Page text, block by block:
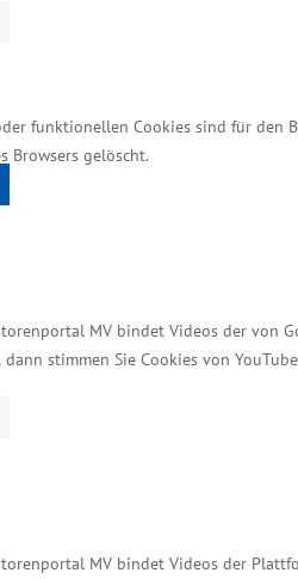
funktionellen Cookies sind für den
Browsers gelöscht.
MV bindet Videos der von
dann stimmen Sie Cookies von
MV bindet Videos der
und Unternehmern
ein
und Vorträgen.
an. Aus
und Greifswald
sowie die Webasto
in den Fachrichtungen
gesucht“, sagte Glawe.
2014 die rund 3.500
Rostock, der